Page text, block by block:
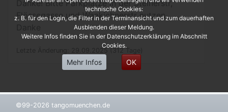
Danke! Bitte Parkplätze in der Steinerstr,
Flössegasse und Waakichnerstr nutzen.
Letzte Änderung: 29.09.2025 (312 Tage)
©99-2026 tangomuenchen.de
technische Cookies:
z. B. für den Login, die Filter in der Terminansicht und zum dauerhaften
Ausblenden dieser Meldung.
Weitere Infos finden Sie in der Datenschutzerklärung im Abschnitt
Cookies.
Mehr Infos OK